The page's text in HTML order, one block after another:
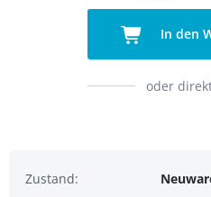
In den
oder
Zustand: